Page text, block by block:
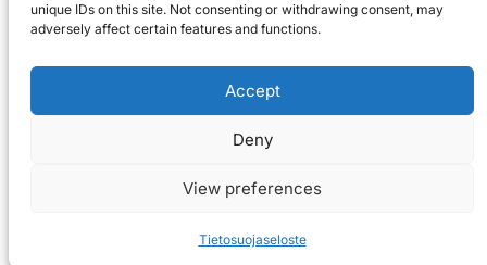
unique IDs on this site. Not consenting or withdrawing consent, may
adversely affect certain features and functions.
Accept
Deny
View preferences
Tietosuojaseloste